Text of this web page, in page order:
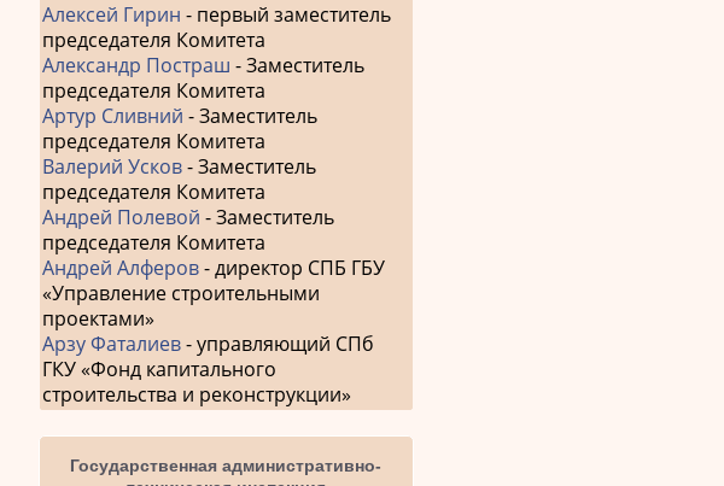
Алексей Гирин - первый заместитель
председателя Комитета
Александр Постраш - Заместитель
председателя Комитета
Артур Сливний - Заместитель
председателя Комитета
Валерий Усков- Заместитель
председателя Комитета
Андрей Полевой - Заместитель
председателя Комитета
Андрей Алферов- директор СПБ ГБУ
«Управление строительными
проектами»
Арзу Фаталиев- управляющий СПб
ГКУ «Фонд капитального
строительства и реконструкции»
Государственная административно-